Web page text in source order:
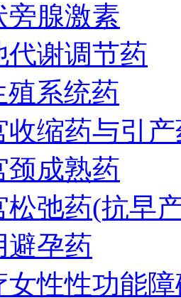
旁腺激素
代谢调节药
殖系统药
收缩药与引
颈成熟药
松弛药(抗早
避孕药
女性性功能